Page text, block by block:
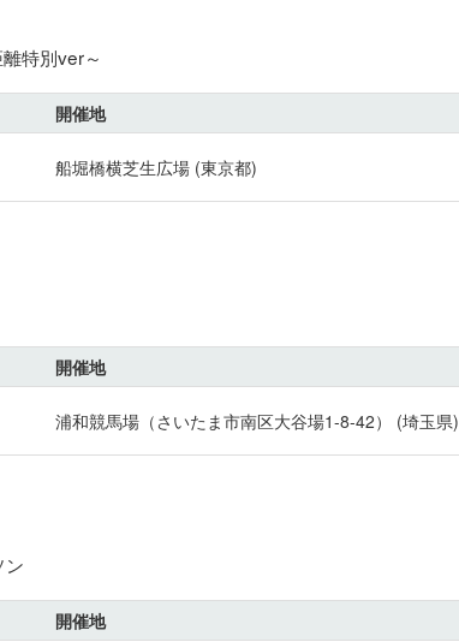
特別ver～
開催地
船堀橋横芝生広場 (東京都)
開催地
浦和競馬場（さいたま市南区大谷場1-8-42） (埼玉県)
ン
開催地